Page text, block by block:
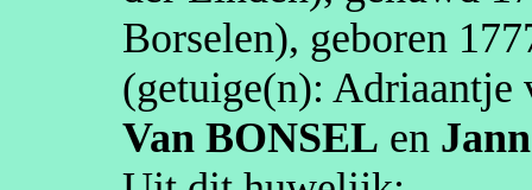
Borselen), geboren
(getuige(n): Adriaantje
Van BONSEL en